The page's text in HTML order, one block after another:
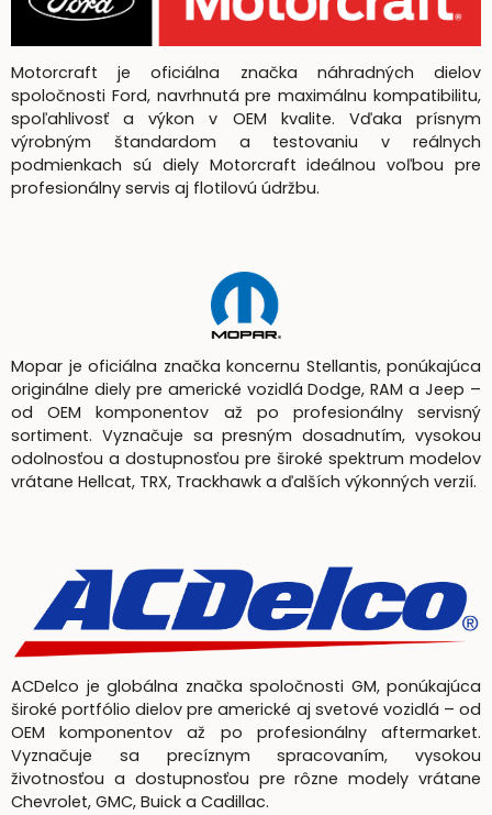
Motorcraft je oficiálna značka náhradných dielov
spoločnosti Ford, navrhnutá pre maximálnu kompatibilitu,
spoľahlivosť a výkon v OEM kvalite. Vďaka prísnym
výrobným štandardom a testovaniu v reálnych
podmienkach sú diely Motorcraft ideálnou voľbou pre
profesionálny servis aj flotilovú údržbu.
Mopar je oficiálna značka koncernu Stellantis, ponúkajúca
originálne diely pre americké vozidlá Dodge, RAM a Jeep –
od OEM komponentov až po profesionálny servisný
sortiment. Vyznačuje sa presným dosadnutím, vysokou
odolnosťou a dostupnosťou pre široké spektrum modelov
vrátane Hellcat, TRX, Trackhawk a ďalších výkonných verzií.
ACDelco je globálna značka spoločnosti GM, ponúkajúca
široké portfólio dielov pre americké aj svetové vozidlá – od
OEM komponentov až po profesionálny aftermarket.
Vyznačuje sa precíznym spracovaním, vysokou
životnosťou a dostupnosťou pre rôzne modely vrátane
Chevrolet, GMC, Buick a Cadillac.